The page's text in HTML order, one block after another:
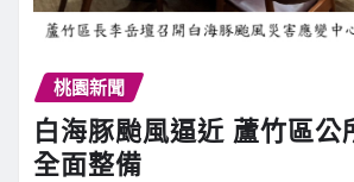
桃園新聞
白海豚颱風逼近 蘆竹區公
全面整備